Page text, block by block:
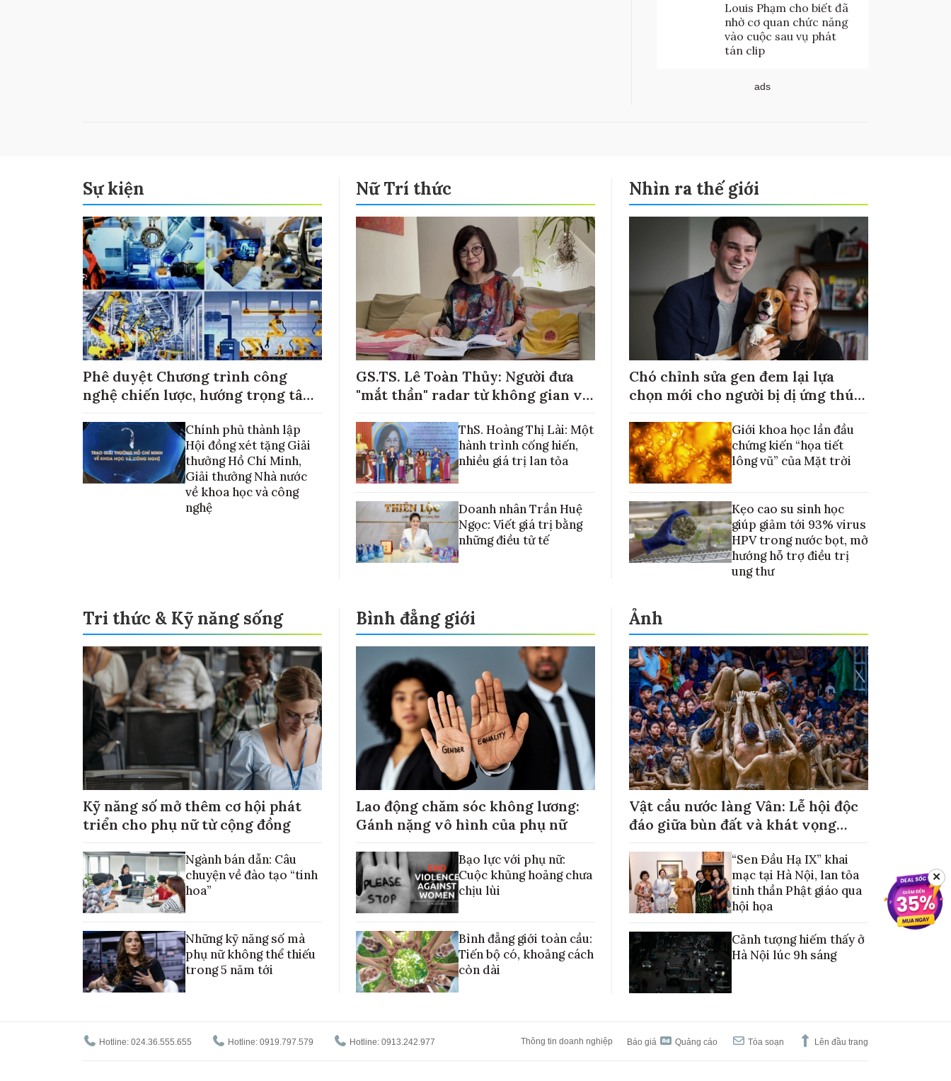
Louis Phạm cho biết đã
nhờ cơ quan chức năng
vào cuộc sau vụ phát
tán clip
ads
Sự kiện
Phê duyệt Chương trình công
nghệ chiến lược, hướng trọng tâm
Chính phủ thành lập
Hội đồng xét tặng Giải
thưởng Hồ Chí Minh,
Giải thưởng Nhà nước
về khoa học và công
nghệ
Nữ Trí thức
GS.TS. Lê Toàn Thủy: Người đưa
"mắt thần" radar từ không gian về
ThS. Hoàng Thị Lài: Một
hành trình cống hiến,
nhiều giá trị lan tỏa
Doanh nhân Trần Huệ
Ngọc: Viết giá trị bằng
những điều tử tế
Nhìn ra thế giới
Chó chỉnh sửa gen đem lại lựa
chọn mới cho người bị dị ứng thú
Giới khoa học lần đầu
chứng kiến “họa tiết
lông vũ” của Mặt trời
Kẹo cao su sinh học
giúp giảm tới 93% virus
HPV trong nước bọt, mở
hướng hỗ trợ điều trị
ung thư
Tri thức & Kỹ năng sống
Kỹ năng số mở thêm cơ hội phát
triển cho phụ nữ từ cộng đồng
Ngành bán dẫn: Câu
chuyện về đào tạo “tinh
hoa”
Những kỹ năng số mà
phụ nữ không thể thiếu
trong 5 năm tới
Bình đẳng giới
Lao động chăm sóc không lương:
Gánh nặng vô hình của phụ nữ
Bạo lực với phụ nữ:
Cuộc khủng hoảng chưa
chịu lùi
Bình đẳng giới toàn cầu:
Tiến bộ có, khoảng cách
còn dài
Ảnh
Vật cầu nước làng Vân: Lễ hội độc
đáo giữa bùn đất và khát vọng
“Sen Đầu Hạ IX” khai
mạc tại Hà Nội, lan tỏa
tinh thần Phật giáo qua
hội họa
Cảnh tượng hiếm thấy ở
Hà Nội lúc 9h sáng
Hotline: 024.36.555.655 Hotline: 0919.797.579 Hotline: 0913.242.977 Thông tin doanh nghiệp Báo giá Quảng cáo Tòa soạn Lên đầu trang
✕